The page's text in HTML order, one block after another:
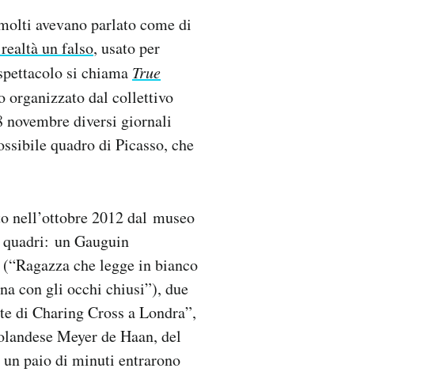
avevano parlato come di
un falso, usato per
si chiama True
organizzato dal collettivo
diversi giornali
quadro di Picasso, che
nell’ottobre 2012 dal museo
un Gauguin
che legge in bianco
con gli occhi chiusi”), due
di Charing Cross a Londra”,
Meyer de Haan, del
paio di minuti entrarono